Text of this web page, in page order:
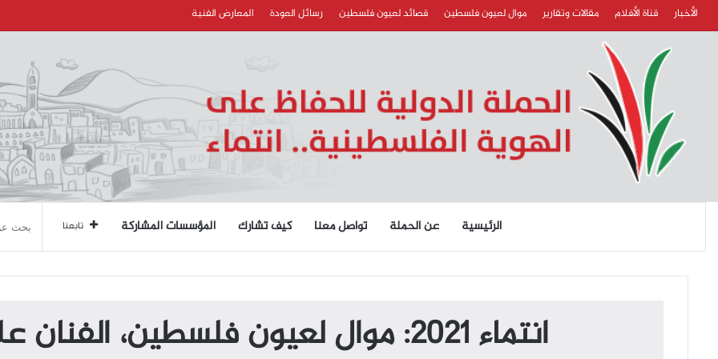
الأخبار قناة الأفلام مقالات وتقارير موال لعيون فلسطين قصائد لعيون فلسطين رسائل العودة المعارض الفنية
الرئيسية عن الحملة تواصل معنا كيف تشارك المؤسسات المشاركة تابعنا
انتماء 2021: موال لعيون فلسطين، الفنان علاء شاهر، الاردن